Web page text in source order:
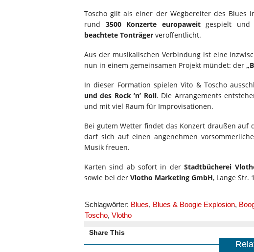
Toscho gilt als einer der Wegbereiter des Blues
rund 3500 Konzerte europaweitgespielt und
beachtete Tonträger veröffentlicht.
Aus der musikalischen Verbindung ist eine
nun in einem gemeinsamen Projekt mündet: der
In dieser Formation spielen Vito & Toscho
und des Rock ’n’ Roll. Die Arrangements
und mit viel Raum für Improvisationen.
Bei gutem Wetter findet das Konzert draußen
darf sich auf einen angenehmen
Musik freuen.
Karten sind ab sofort in derStadtbücherei
sowie bei der Vlotho Marketing GmbH, Lange Str.
Schlagwörter: Blues, Blues & Boogie Explosion,
Toscho, Vlotho
Share This